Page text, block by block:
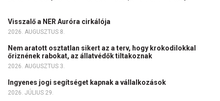
Visszalő a NER Auróra cirkálója
2026. AUGUSZTUS 8.
Nem aratott osztatlan sikert az a terv, hogy krokodilokkal
őriznének rabokat, az állatvédők tiltakoznak
2026. AUGUSZTUS 3.
Ingyenes jogi segítséget kapnak a vállalkozások
2026. JÚLIUS 29.